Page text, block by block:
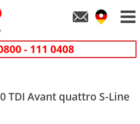
- 111 0408
TDI Avant quattro S-Line